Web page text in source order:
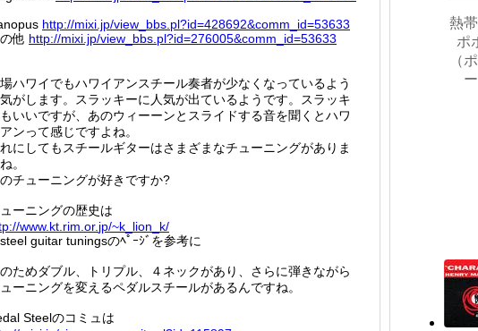
http://mixi.jp/view_bbs.pl?id=428692&comm_ id=53633
他 http://mixi.jp/view_bbs.pl?id=276005&comm_ id=53633
ハワイでもハワイアンスチール奏者が少なくなっているよう
がします。スラッキーに人気が出ているようです。スラッキ
いいですが、あのウィーーンとスライドする音を聞くとハワ
ンって感じですよね。
にしてもスチールギターはさまざまなチューニングがありま
。
チューニングが好きですか?
ーニングの歴史は
www.kt. rim.or. jp/~k_lion_k/
guitar tuningsのﾍﾟｰｼﾞを参考に
ためダブル、トリプル、４ネックがあり、さらに弾きながら
ーニングを変えるペダルスチールがあるんですね。
Steelのコミュは
熱
ポ
（
ー